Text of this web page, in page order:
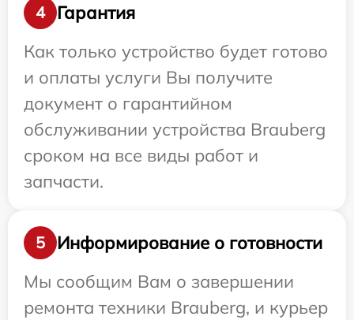
4
Гарантия
Как только устройство будет готово
и оплаты услуги Вы получите
документ о гарантийном
обслуживании устройства Brauberg
сроком на все виды работ и
запчасти.
5
Информирование о готовности
Мы сообщим Вам о завершении
ремонта техники Brauberg, и курьер